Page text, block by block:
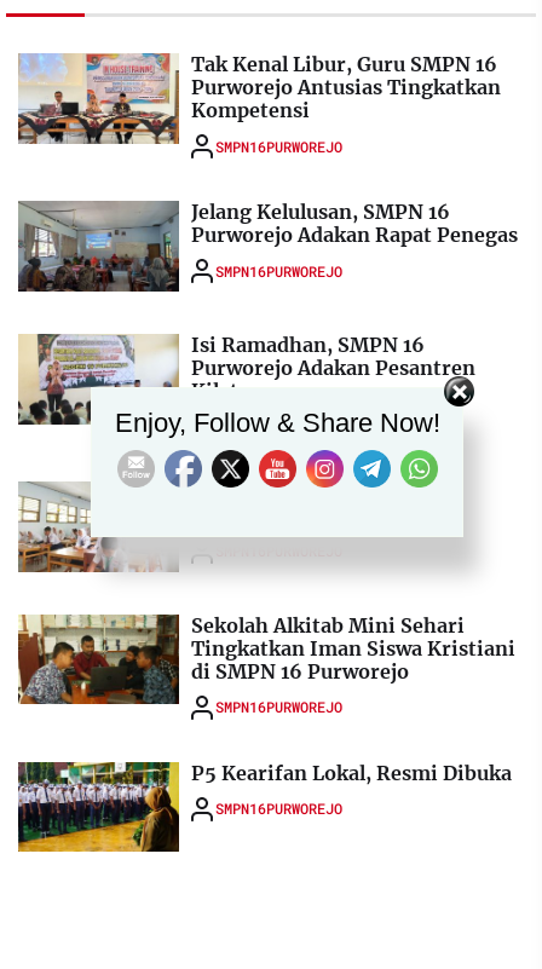
Tak Kenal Libur, Guru SMPN 16
Purworejo Antusias Tingkatkan
Kompetensi
SMPN16PURWOREJO
Jelang Kelulusan, SMPN 16
Purworejo Adakan Rapat Penegas
SMPN16PURWOREJO
Isi Ramadhan, SMPN 16
Purworejo Adakan Pesantren
Kilat
SMPN16PURWOREJO
Ujian Praktik Tahun Ini
Sekolah Alkitab Mini Sehari
Tingkatkan Iman Siswa Kristiani
di SMPN 16 Purworejo
SMPN16PURWOREJO
P5 Kearifan Lokal, Resmi Dibuka
SMPN16PURWOREJO
Enjoy, Follow & Share Now!
Set Youtube Channel ID